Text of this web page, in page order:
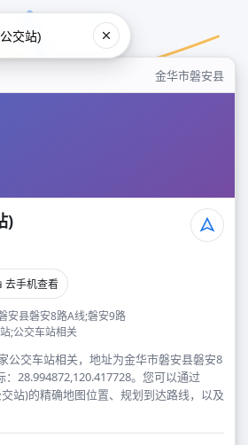
金华市磐安县
)
去手机查看
安县磐安8路A线;磐安9路
;公交车站相关
公交车站相关，地址为金华市磐安县磐安8
28.994872,120.417728。您可以通过
站)的精确地图位置、规划到达路线，以及